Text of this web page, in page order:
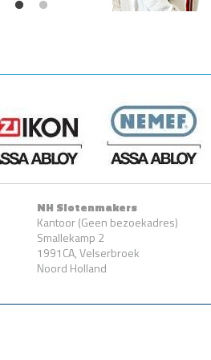
NH Slotenmakers
Kantoor (Geen bezoekadres)
Smallekamp 2
1991CA, Velserbroek
Noord Holland